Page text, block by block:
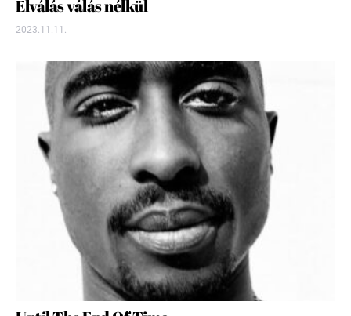
Elválás válás nélkül
2023.11.11.